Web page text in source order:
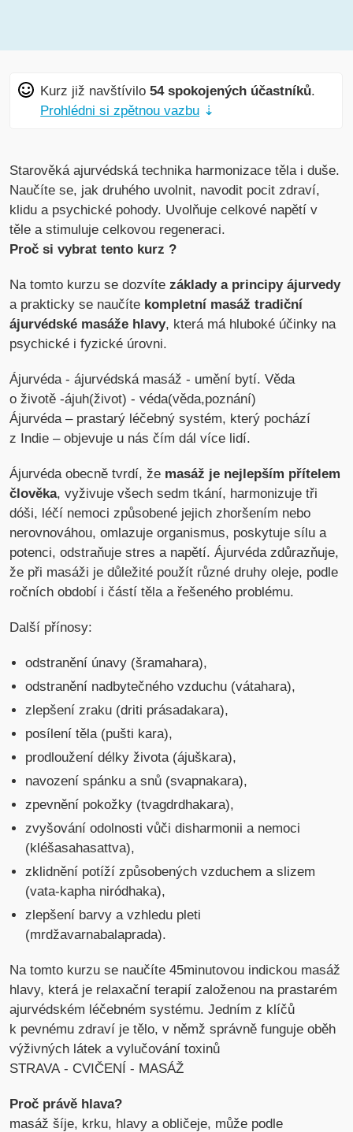
Kurz již navštívilo54 spokojených účastníků.
Prohlédni si zpětnou vazbu ⇣
Starověká ajurvédská technika harmonizace těla i duše.
Naučíte se, jak druhého uvolnit, navodit pocit zdraví,
klidu a psychické pohody. Uvolňuje celkové napětí v
těle a stimuluje celkovou regeneraci.
Proč si vybrat tento kurz ?
Na tomto kurzu se dozvíte základy a principy ájurvedy
a prakticky se naučíte kompletní masáž tradiční
ájurvédské masáže hlavy, která má hluboké účinky na
psychické i fyzické úrovni.
Ájurvéda - ájurvédská masáž - umění bytí. Věda
o životě -ájuh(život) - véda(věda,poznání)
Ájurvéda – prastarý léčebný systém, který pochází
z Indie – objevuje u nás čím dál více lidí.
Ájurvéda obecně tvrdí, že masáž je nejlepším přítelem
člověka, vyživuje všech sedm tkání, harmonizuje tři
dóši, léčí nemoci způsobené jejich zhoršením nebo
nerovnováhou, omlazuje organismus, poskytuje sílu a
potenci, odstraňuje stres a napětí. Ájurvéda zdůrazňuje,
že při masáži je důležité použít různé druhy oleje, podle
ročních období i částí těla a řešeného problému.
Další přínosy:
odstranění únavy (šramahara),
odstranění nadbytečného vzduchu (vátahara),
zlepšení zraku (driti prásadakara),
posílení těla (pušti kara),
prodloužení délky života (ájuškara),
navození spánku a snů (svapnakara),
zpevnění pokožky (tvagdrdhakara),
zvyšování odolnosti vůči disharmonii a nemoci
(kléšasahasattva),
zklidnění potíží způsobených vzduchem a slizem
(vata-kapha niródhaka),
zlepšení barvy a vzhledu pleti
(mrdžavarnabalaprada).
Na tomto kurzu se naučíte 45minutovou indickou masáž
hlavy, která je relaxační terapií založenou na prastarém
ajurvédském léčebném systému. Jedním z klíčů
k pevnému zdraví je tělo, v němž správně funguje oběh
výživných látek a vylučování toxinů
STRAVA - CVIČENÍ - MASÁŽ
Proč právě hlava?
masáž šíje, krku, hlavy a obličeje, může podle